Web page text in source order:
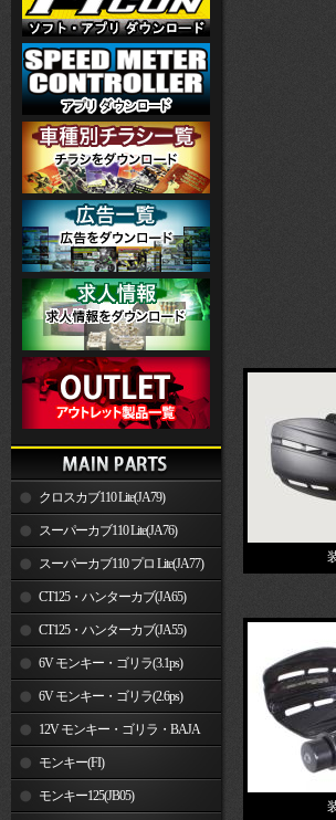
クロスカブ110 Lite(JA79)
スーパーカブ110 Lite(JA76)
スーパーカブ110 プロ Lite(JA77)
CT125・ハンターカブ(JA65)
CT125・ハンターカブ(JA55)
6V モンキー・ゴリラ(3.1ps)
6V モンキー・ゴリラ(2.6ps)
12V モンキー・ゴリラ・BAJA
モンキー(FI)
モンキー125(JB05)